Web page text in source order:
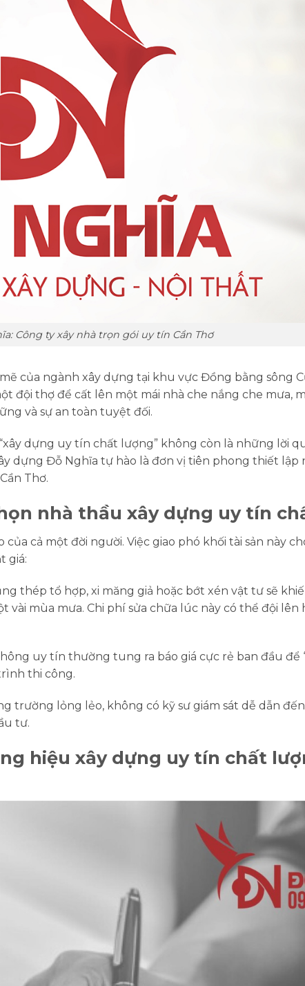
Công ty xây nhà trọn gói uy tín Cần Thơ
của ngành xây dựng tại khu vực Đồng bằng sông
đội thợ để cất lên một mái nhà che nắng che mưa,
và sự an toàn tuyệt đối.
dựng uy tín chất lượng” không còn là những lời
dựng Đỗ Nghĩa tự hào là đơn vị tiên phong thiết
Thơ.
nhà thầu xây dựng uy tín
cả một đời người. Việc giao phó khối tài sản này
giá:
thép tổ hợp, xi măng giả hoặc bớt xén vật tư sẽ
mùa mưa. Chi phí sửa chữa lúc này có thể đội lên
uy tín thường tung ra báo giá cực rẻ ban đầu để
thi công.
trường lỏng lẻo, không có kỹ sư giám sát dễ dẫn
tư.
hiệu xây dựng uy tín chất